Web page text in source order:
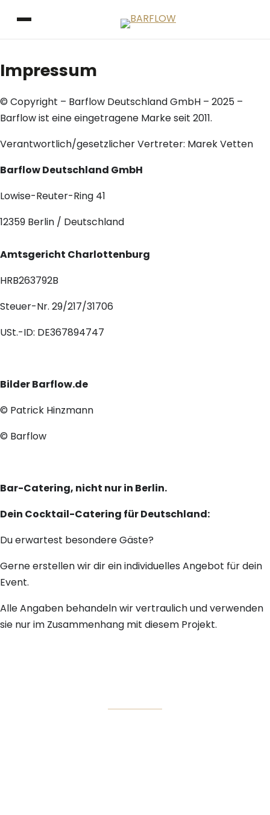
Menü öffnen
Impressum
© Copyright – Barflow Deutschland GmbH – 2025 –
Barflow ist eine eingetragene Marke seit 2011.
Verantwortlich/gesetzlicher Vertreter: Marek Vetten
Barflow Deutschland GmbH
Lowise-Reuter-Ring 41
12359 Berlin / Deutschland
Amtsgericht Charlottenburg
HRB263792B
Steuer-Nr. 29/217/31706
USt.-ID: DE367894747
Bilder Barflow.de
© Patrick Hinzmann
© Barflow
Bar-Catering, nicht nur in Berlin.
Dein Cocktail-Catering für Deutschland:
Du erwartest besondere Gäste?
Gerne erstellen wir dir ein individuelles Angebot für dein
Event.
Alle Angaben behandeln wir vertraulich und verwenden
sie nur im Zusammenhang mit diesem Projekt.